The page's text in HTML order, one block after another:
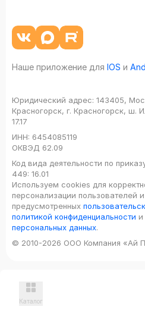
Наше приложение для IOS и
Юридический адрес: 143405,
Красногорск, г. Красногорск, ш.
17.17
ИНН: 6454085119
ОКВЭД 62.09
Код вида деятельности по
449: 16.01
Используем cookies для
персонализации пользователей
предусмотренных
политикой конфиденциальности и
персональных данных.
© 2010-2026 ООО Компания «Ай
Каталог